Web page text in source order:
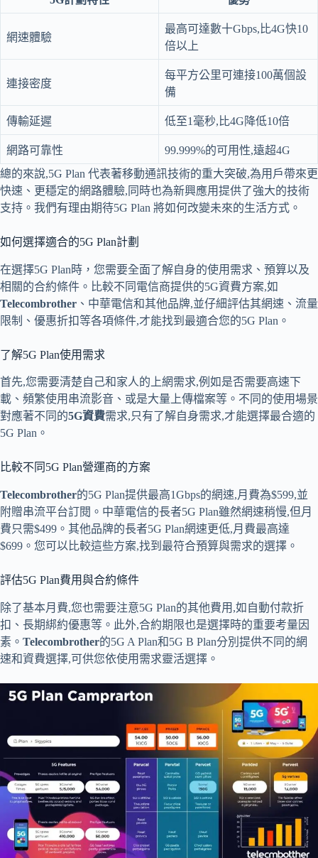
網速體驗
最高可達數十Gbps,比4G快10
倍以上
連接密度
每平方公里可連接100萬個設
備
傳輸延遲 低至1毫秒,比4G降低10倍
網路可靠性
99.999%的可用性,遠超4G
總的來說,5G Plan 代表著移動通訊技術的重大突破,為用戶帶來更
快速、更穩定的網路體驗,同時也為新興應用提供了強大的技術
支持。我們有理由期待5G Plan 將如何改變未來的生活方式。
如何選擇適合的5G Plan計劃
在選擇5G Plan時，您需要全面了解自身的使用需求、預算以及
相關的合約條件。比較不同電信商提供的5G資費方案,如
Telecombrother 、中華電信和其他品牌,並仔細評估其網速、流量
限制、優惠折扣等各項條件,才能找到最適合您的5G Plan。
了解5G Plan使用需求
首先,您需要清楚自己和家人的上網需求,例如是否需要高速下
載、頻繁使用串流影音、或是大量上傳檔案等。不同的使用場景
對應著不同的5G資費需求,只有了解自身需求,才能選擇最合適的
5G Plan。
比較不同5G Plan營運商的方案
Telecombrother的5G Plan提供最高1Gbps的網速,月費為$599,並
附贈串流平台訂閱。中華電信的長者5G Plan雖然網速稍慢,但月
費只需$499。其他品牌的長者5G Plan網速更低,月費最高達
$699。您可以比較這些方案,找到最符合預算與需求的選擇。
評估5G Plan費用與合約條件
除了基本月費,您也需要注意5G Plan的其他費用,如自動付款折
扣、長期綁約優惠等。此外,合約期限也是選擇時的重要考量因
素。 Telecombrother的5G A Plan和5G B Plan分別提供不同的網
速和資費選擇,可供您依使用需求靈活選擇。